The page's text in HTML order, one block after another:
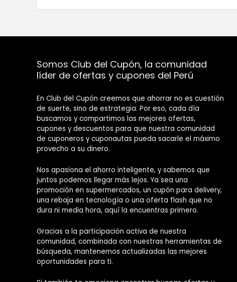
Somos Club del Cupón, la comunidad
líder de ofertas y cupones del Perú
En Club del Cupón creemos que ahorrar no es cuestión
de suerte, sino de estrategia. Por eso, cada día
buscamos y compartimos las mejores ofertas,
cupones y descuentos para que nuestra comunidad
de cuponeros y cuponautas pueda sacarle el máximo
provecho a su dinero.
Nos apasiona el ahorro inteligente, y sabemos que
juntos podemos llegar más lejos. Ya sea una
promoción en supermercados, un cupón para delivery,
una rebaja en tecnología o una oferta flash que no
dura ni media hora, aquí la encuentras primero.
Gracias a la participación activa de nuestra
comunidad, combinada con nuestras herramientas de
búsqueda, mantenemos actualizadas las mejores
oportunidades para ti.